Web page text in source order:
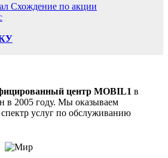
центр MOBIL1 в
в 2005 году. Мы оказываем
услуг по обслуживанию